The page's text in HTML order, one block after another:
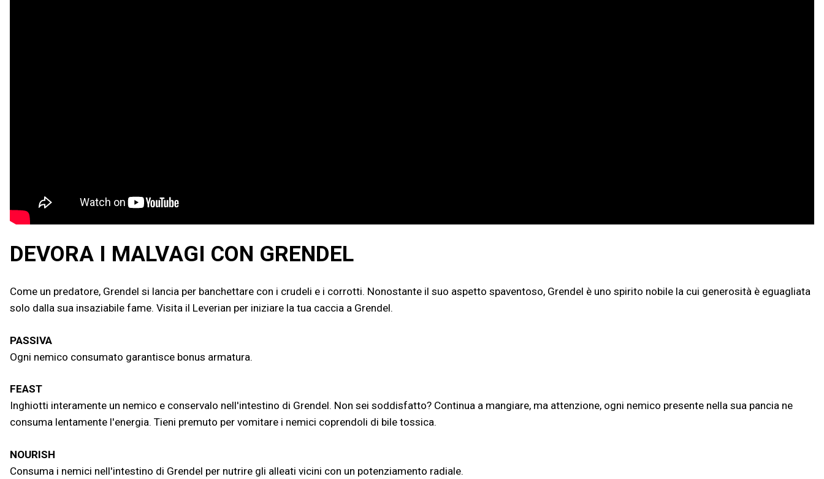
DEVORA I MALVAGI CON GRENDEL
Come un predatore, Grendel si lancia per banchettare con i crudeli e i corrotti. Nonostante il suo aspetto spaventoso, Grendel è uno spirito nobile la cui generosità è eguagliata
solo dalla sua insaziabile fame. Visita il Leverian per iniziare la tua caccia a Grendel.
PASSIVA
Ogni nemico consumato garantisce bonus armatura.
FEAST
Inghiotti interamente un nemico e conservalo nell'intestino di Grendel. Non sei soddisfatto? Continua a mangiare, ma attenzione, ogni nemico presente nella sua pancia ne
consuma lentamente l'energia. Tieni premuto per vomitare i nemici coprendoli di bile tossica.
NOURISH
Consuma i nemici nell'intestino di Grendel per nutrire gli alleati vicini con un potenziamento radiale.